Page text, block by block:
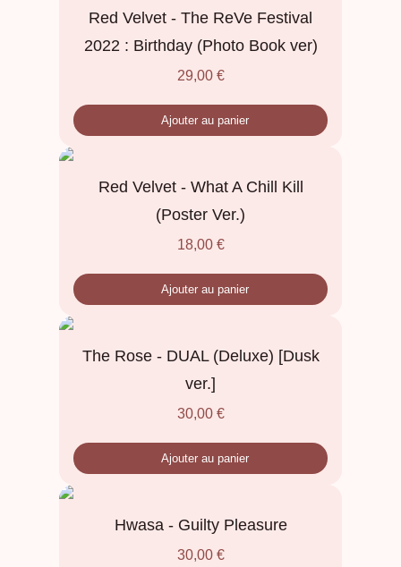
Red Velvet - The ReVe Festival
2022 : Birthday (Photo Book ver)
29,00 €
Ajouter au panier
Red Velvet - What A Chill Kill
(Poster Ver.)
18,00 €
Ajouter au panier
The Rose - DUAL (Deluxe) [Dusk
ver.]
30,00 €
Ajouter au panier
Hwasa - Guilty Pleasure
30,00 €